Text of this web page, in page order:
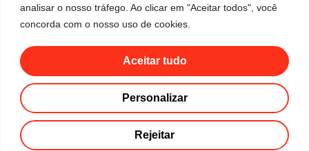
analisar o nosso tráfego. Ao clicar em "Aceitar todos", você
concorda com o nosso uso de cookies.
Personalizar
Rejeitar
Aceitar tudo